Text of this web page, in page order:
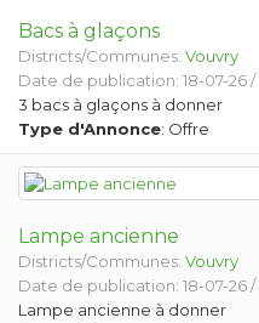
Bacs à glaçons
Districts/Communes: Vouvry
Date de publication: 18-07-26 /
3 bacs à glaçons à donner
Type d'Annonce: Offre
Lampe ancienne
Districts/Communes: Vouvry
Date de publication: 18-07-26 /
Lampe ancienne à donner